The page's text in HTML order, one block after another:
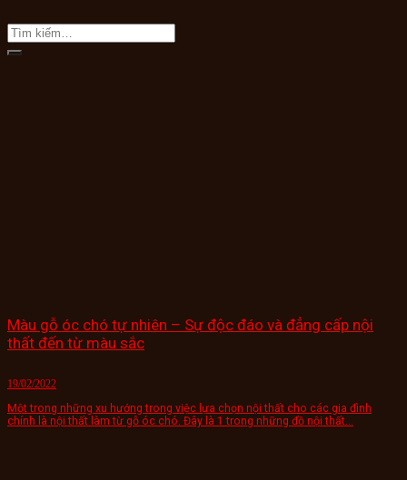
Tìm
kiếm:
Màu gỗ óc chó tự nhiên – Sự độc đáo và đẳng cấp nội
thất đến từ màu sắc
19/02/2022
Một trong những xu hướng trong việc lựa chọn nội thất cho các gia đình
chính là nội thất làm từ gỗ óc chó. Đây là 1 trong những đồ nội thất...